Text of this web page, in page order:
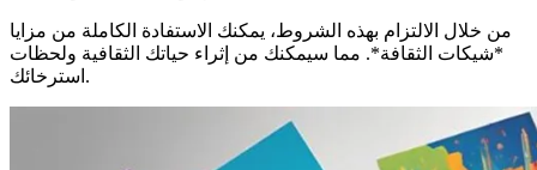
من خلال الالتزام بهذه الشروط، يمكنك الاستفادة الكاملة من مزايا
*شيكات الثقافة*. مما سيمكنك من إثراء حياتك الثقافية ولحظات
استرخائك.